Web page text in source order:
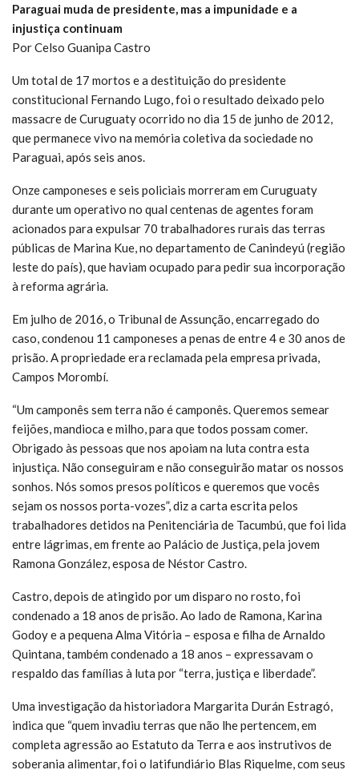
Paraguai muda de presidente, mas a impunidade e a
injustiça continuam
Por Celso Guanipa Castro
Um total de 17 mortos e a destituição do presidente
constitucional Fernando Lugo, foi o resultado deixado pelo
massacre de Curuguaty ocorrido no dia 15 de junho de 2012,
que permanece vivo na memória coletiva da sociedade no
Paraguai, após seis anos.
Onze camponeses e seis policiais morreram em Curuguaty
durante um operativo no qual centenas de agentes foram
acionados para expulsar 70 trabalhadores rurais das terras
públicas de Marina Kue, no departamento de Canindeyú (região
leste do país), que haviam ocupado para pedir sua incorporação
à reforma agrária.
Em julho de 2016, o Tribunal de Assunção, encarregado do
caso, condenou 11 camponeses a penas de entre 4 e 30 anos de
prisão. A propriedade era reclamada pela empresa privada,
Campos Morombí.
“Um camponês sem terra não é camponês. Queremos semear
feijões, mandioca e milho, para que todos possam comer.
Obrigado às pessoas que nos apoiam na luta contra esta
injustiça. Não conseguiram e não conseguirão matar os nossos
sonhos. Nós somos presos políticos e queremos que vocês
sejam os nossos porta-vozes”, diz a carta escrita pelos
trabalhadores detidos na Penitenciária de Tacumbú, que foi lida
entre lágrimas, em frente ao Palácio de Justiça, pela jovem
Ramona González, esposa de Néstor Castro.
Castro, depois de atingido por um disparo no rosto, foi
condenado a 18 anos de prisão. Ao lado de Ramona, Karina
Godoy e a pequena Alma Vitória – esposa e filha de Arnaldo
Quintana, também condenado a 18 anos – expressavam o
respaldo das famílias à luta por “terra, justiça e liberdade”.
Uma investigação da historiadora Margarita Durán Estragó,
indica que “quem invadiu terras que não lhe pertencem, em
completa agressão ao Estatuto da Terra e aos instrutivos de
soberania alimentar, foi o latifundiário Blas Riquelme, com seus